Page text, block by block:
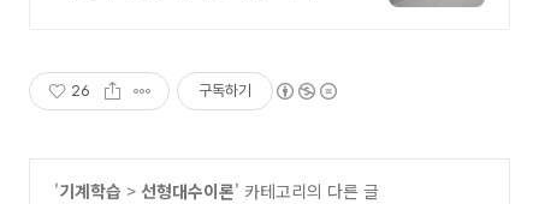
26 구독하기
'기계학습 > 선형대수이론' 카테고리의 다른 글